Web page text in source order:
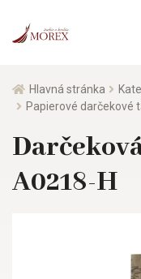
Hlavná stránka
Papierové darčekové
A0218-H